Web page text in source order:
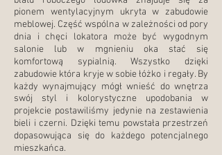
pionem wentylacyjnym ukryta w zabudowie
meblowej. Część wspólna w zależności od pory
dnia i chęci lokatora może być wygodnym
salonie lub w mgnieniu oka stać się
komfortową sypialnią. Wszystko dzięki
zabudowie która kryje w sobie łóżko i regały. By
każdy wynajmujący mógł wnieść do wnętrza
swój styl i kolorystyczne upodobania w
projekcie postawiliśmy jedynie na zestawienia
bieli i czerni. Dzięki temu powstała przestrzeń
dopasowująca się do każdego potencjalnego
mieszkańca.